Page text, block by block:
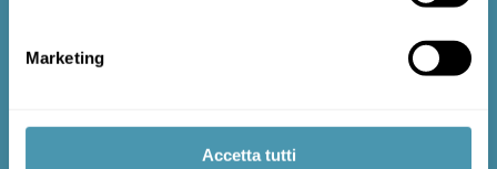
Marketing
Accetta tutti